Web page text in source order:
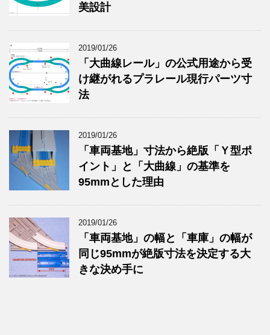
美設計
2019/01/26
「大曲線レール」の公式用途から受
け継がれるプラレール現行パーツ寸
法
2019/01/26
「車両基地」寸法から絶版「Ｙ型ポ
イント」と「大曲線」の基準を
95mmとした理由
2019/01/26
「車両基地」の幅と「車庫」の幅が
同じ95mmが絶版寸法を決定する大
きな決め手に